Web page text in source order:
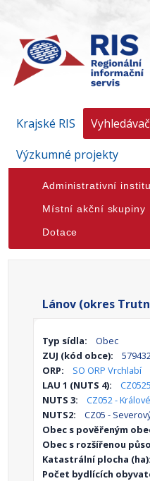
Krajské RIS
Výzkumné projekty
Administrativní
Místní akční skupiny
Dotace
Lánov (okres
Typ sídla:
Obec
ZUJ (kód obce):
ORP:
SO ORP Vrchlabí
LAU 1 (NUTS 4):
NUTS 3:
CZ052 -
NUTS2:
CZ05 -
Obec s pověřeným
Obec s rozšířenou
Katastrální plocha (ha):
Počet bydlících